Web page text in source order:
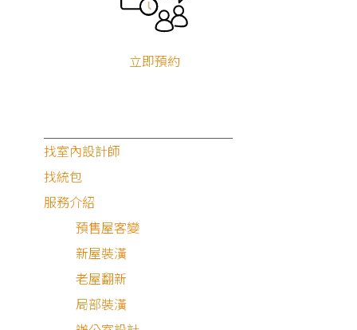
立即預約
找室內設計師
找統包
服務介紹
預售屋客變
新屋裝潢
老屋翻新
局部裝潢